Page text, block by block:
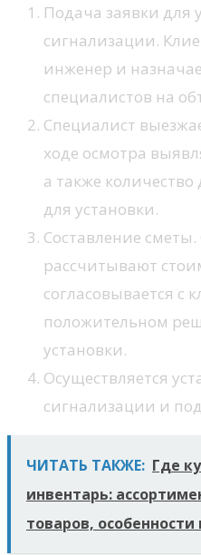
Подача заявки для
сигнализации.
инженер и
специалистов на
Специалист
ходе осмотра
а также
для установки.
Составление
рассчитывают
согласовывается с
положительном
установки.
Осуществляется
сигнализации и
ЧИТАТЬ ТАКЖЕ: Где
инвентарь:
товаров,